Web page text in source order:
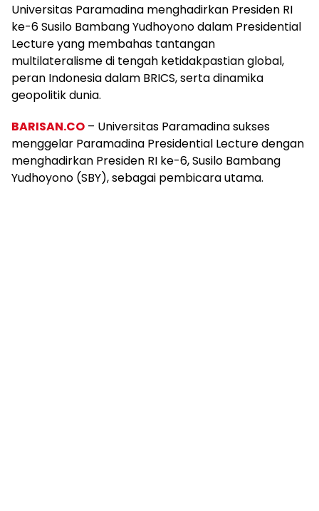
Universitas Paramadina menghadirkan Presiden RI
ke-6 Susilo Bambang Yudhoyono dalam Presidential
Lecture yang membahas tantangan
multilateralisme di tengah ketidakpastian global,
peran Indonesia dalam BRICS, serta dinamika
geopolitik dunia.
BARISAN.CO – Universitas Paramadina sukses
menggelar Paramadina Presidential Lecture dengan
menghadirkan Presiden RI ke-6, Susilo Bambang
Yudhoyono (SBY), sebagai pembicara utama.